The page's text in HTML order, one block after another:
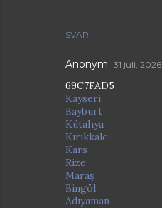
SVAR
Anonym 31 juli, 2026
69C7FAD5
Kayseri
Bayburt
Kütahya
Kırıkkale
Kars
Rize
Maraş
Bingöl
Adıyaman